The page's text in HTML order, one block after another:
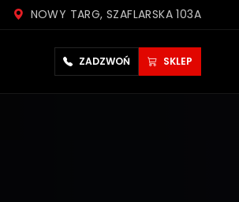
NOWY TARG, SZAFLARSKA 103A
ZADZWOŃ SKLEP